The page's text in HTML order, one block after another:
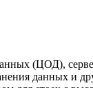
(ЦОД),
данных и